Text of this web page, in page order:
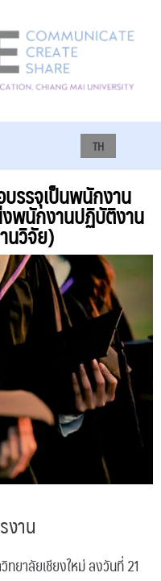
TH
รรจุเป็นพนักงาน
พนักงานปฏิบัติงาน
นวิจัย)
งาน
ยาลัยเชียงใหม่ ลงวันที่ 21